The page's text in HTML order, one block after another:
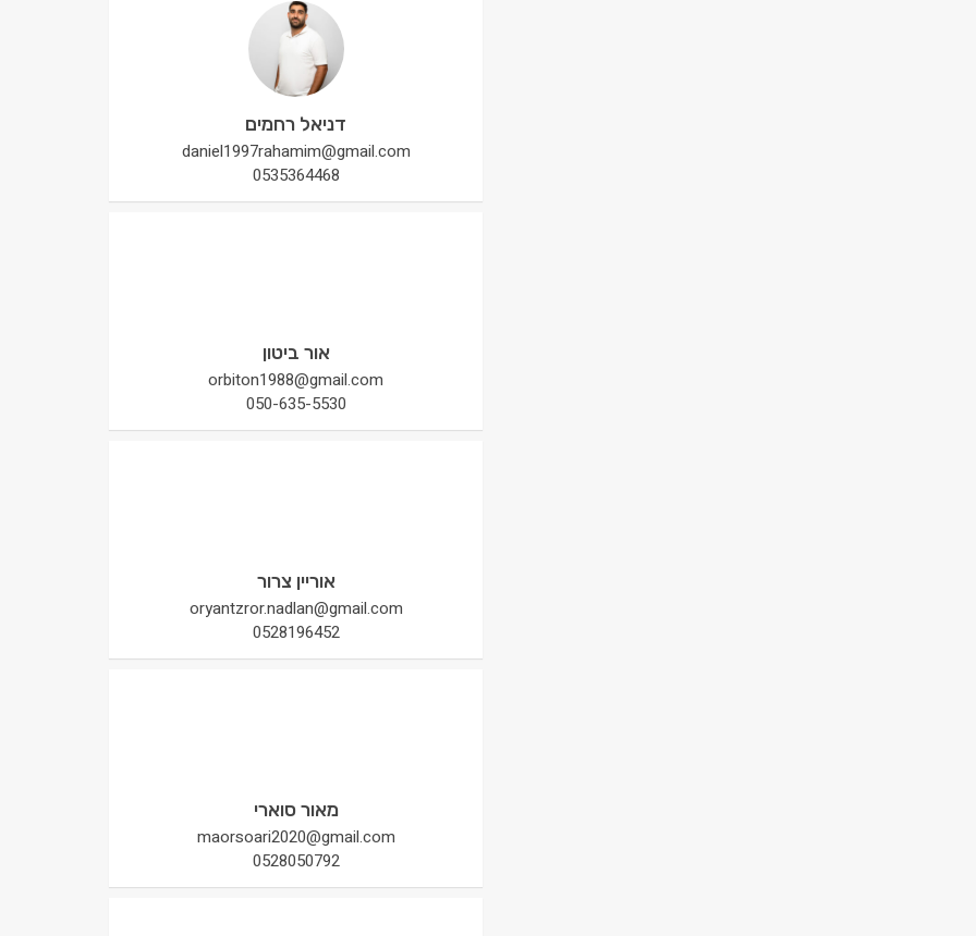
דניאל רחמים
daniel1997rahamim@gmail.com
0535364468
אור ביטון
orbiton1988@gmail.com
050-635-5530
אוריין צרור
oryantzror.nadlan@gmail.com
0528196452
מאור סוארי
maorsoari2020@gmail.com
0528050792